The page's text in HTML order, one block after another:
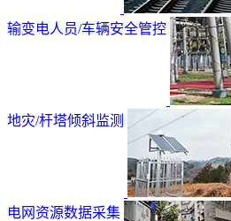
输变电人员/车辆安全管控
地灾/杆塔倾斜监测
电网资源数据采集